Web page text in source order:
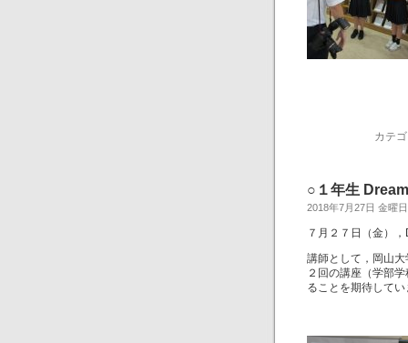
カテ
○１年生
2018年7月27日 金曜日
７月２７日（金）
講師として，岡山
２回の講座（学部
ることを期待してい